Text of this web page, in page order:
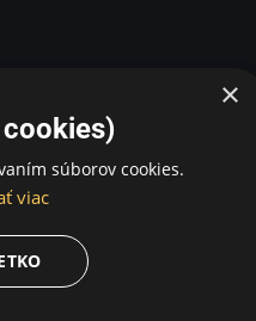
×
súborov cookies.
viac